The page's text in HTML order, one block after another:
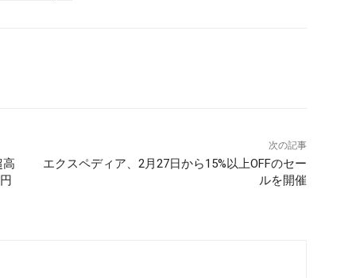
高
次の記事
エクスペディア、2月27日から15%以上OFFのセー
ルを開催